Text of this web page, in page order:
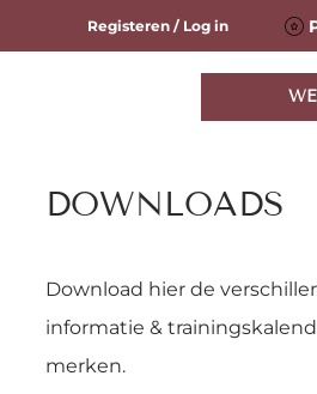
Registeren / Log in
DOWNLOADS
Download hier de
informatie &
merken.